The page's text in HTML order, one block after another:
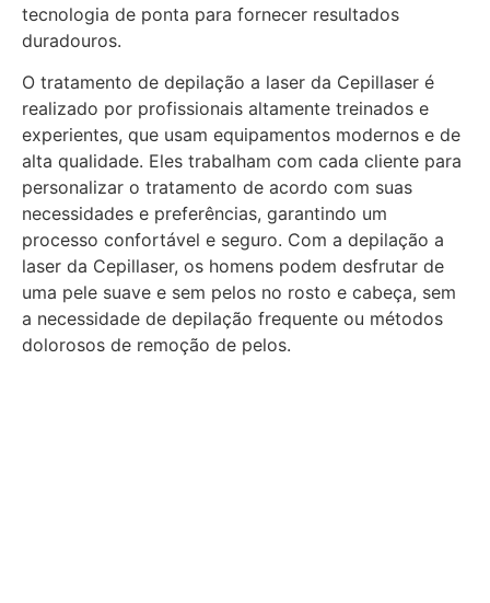
tecnologia de ponta para fornecer resultados
duradouros.
O tratamento de depilação a laser da Cepillaser é
realizado por profissionais altamente treinados e
experientes, que usam equipamentos modernos e de
alta qualidade. Eles trabalham com cada cliente para
personalizar o tratamento de acordo com suas
necessidades e preferências, garantindo um
processo confortável e seguro. Com a depilação a
laser da Cepillaser, os homens podem desfrutar de
uma pele suave e sem pelos no rosto e cabeça, sem
a necessidade de depilação frequente ou métodos
dolorosos de remoção de pelos.